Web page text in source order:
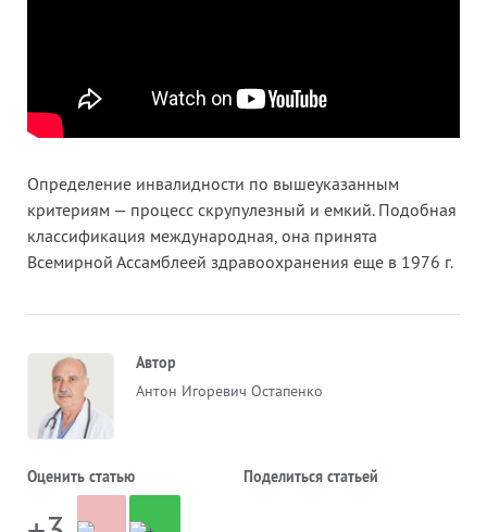
Определение инвалидности по вышеуказанным
критериям — процесс скрупулезный и емкий. Подобная
классификация международная, она принята
Всемирной Ассамблеей здравоохранения еще в 1976 г.
Автор
Антон Игоревич Остапенко
Оценить статью Поделиться статьей